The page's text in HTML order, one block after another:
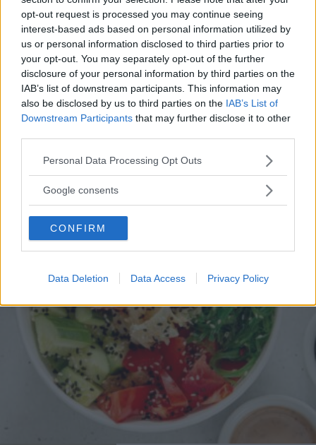
opt-out request is processed you may continue seeing
interest-based ads based on personal information utilized by
us or personal information disclosed to third parties prior to
your opt-out. You may separately opt-out of the further
disclosure of your personal information by third parties on the
IAB’s list of downstream participants. This information may
also be disclosed by us to third parties on the IAB’s List of
Downstream Participants that may further disclose it to other
Please note that this website/app uses one or more Google
not limited to your visit or usage behaviour. You may click to
use your data for below specified purposes in below Google
consent section.
Personal Data Processing Opt Outs
Google consents
CONFIRM
Data Deletion Data Access Privacy Policy
fa oggi Michele Ghedini
Michele Ghedini è diventato il nuovo volto ufficiale di
Cookist, il sito di cucina più quotato della rete. Le sue
ricette impazzano, e sembra non aver perso la sua verve
dopo la sua eliminazione a Masterchef... Anzi, ci stà
veramente stupendo.
ELIANA MAGNOLO